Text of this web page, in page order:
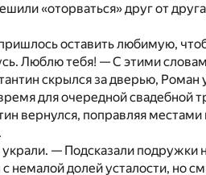
«оторваться» друг от
оставить любимую,
Люблю тебя! — С этими
скрылся за дверью,
для очередной свадебной
вернулся, поправляя
— Подсказали подружки
немалой долей усталости, но